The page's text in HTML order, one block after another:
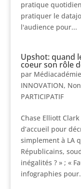
pratique
pratiquer le
l'audience pour...
Upshot: quand
coeur son rôle
par Médiacadémie
INNOVATION,
PARTICIPATIF
Chase Elliott
d’accueil pour
simplement à LA
Républicains,
inégalités ? » ; «
infographies